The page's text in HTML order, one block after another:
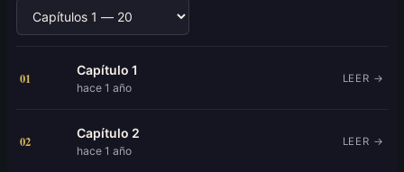
01
Capítulo 1
hace 1 año
LEER →
02
Capítulo 2
hace 1 año
LEER →